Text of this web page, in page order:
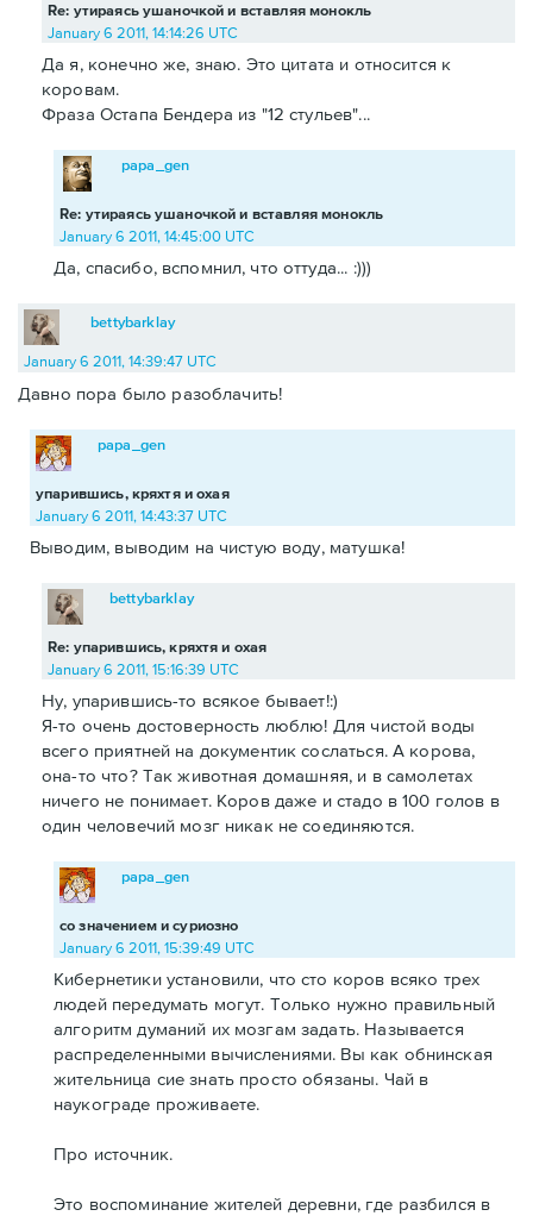
Re: утираясь ушаночкой и вставляя монокль
January 6 2011, 14:14:26 UTC
Да я, конечно же, знаю. Это цитата и относится к
коровам.
Фраза Остапа Бендера из "12 стульев"...
Re: утираясь ушаночкой и вставляя монокль
papa_gen
January 6 2011, 14:45:00 UTC
Да, спасибо, вспомнил, что оттуда... :)))
bettybarklay
January 6 2011, 14:39:47 UTC
Давно пора было разоблачить!
упарившись, кряхтя и охая
papa_gen
January 6 2011, 14:43:37 UTC
Выводим, выводим на чистую воду, матушка!
Re: упарившись, кряхтя и охая
bettybarklay
January 6 2011, 15:16:39 UTC
Ну, упарившись-то всякое бывает!:)
Я-то очень достоверность люблю! Для чистой воды
всего приятней на документик сослаться. А корова,
она-то что? Так животная домашняя, и в самолетах
ничего не понимает. Коров даже и стадо в 100 голов в
один человечий мозг никак не соединяются.
со значением и суриозно
papa_gen
January 6 2011, 15:39:49 UTC
Кибернетики установили, что сто коров всяко трех
людей передумать могут. Только нужно правильный
алгоритм думаний их мозгам задать. Называется
распределенными вычислениями. Вы как обнинская
жительница сие знать просто обязаны. Чай в
наукограде проживаете.
Про источник.
Это воспоминание жителей деревни, где разбился в